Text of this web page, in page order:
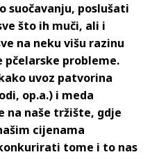
suočavanju, poslušati
što ih muči, ali i
na neku višu razinu
pčelarske probleme.
uvoz patvorina
op.a.) i meda
na naše tržište, gdje
cijenama
tome i to nas